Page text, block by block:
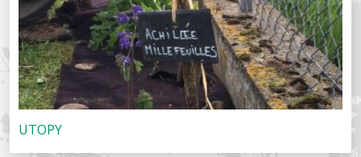
UTOPY